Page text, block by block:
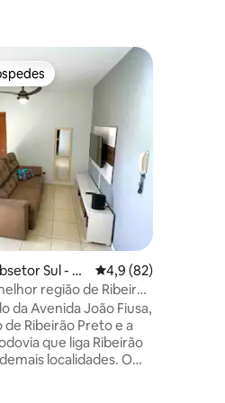
5, 62 avaliações
Sul - 7
4,9 de uma
4,9 (82)
região de Ribeirão
da Avenida João Fiusa,
Ribeirão Preto e a
que liga Ribeirão
localidades. O